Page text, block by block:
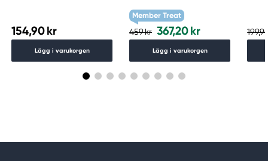
154,90 kr
Lägg i varukorgen
g/m²
Member Treat
459 kr 367,20 kr
Lägg i varukorgen